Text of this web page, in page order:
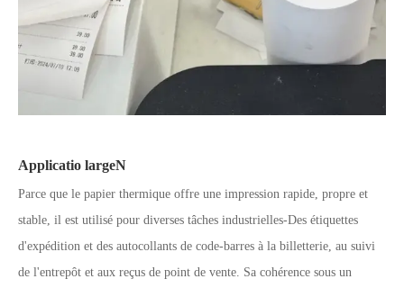
Applicatio largeN
Parce que le papier thermique offre une impression rapide, propre et
stable, il est utilisé pour diverses tâches industrielles-Des étiquettes
d'expédition et des autocollants de code-barres à la billetterie, au suivi
de l'entrepôt et aux reçus de point de vente. Sa cohérence sous un